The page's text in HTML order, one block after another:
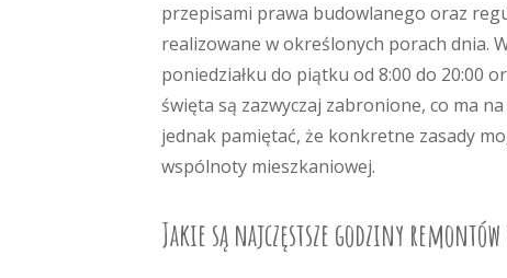
przepisami prawa budowlanego oraz
realizowane w określonych porach dnia.
poniedziałku do piątku od 8:00 do 20:00
święta są zazwyczaj zabronione, co ma
jednak pamiętać, że konkretne zasady
wspólnoty mieszkaniowej.
Jakie są najczęstsze godziny remontów